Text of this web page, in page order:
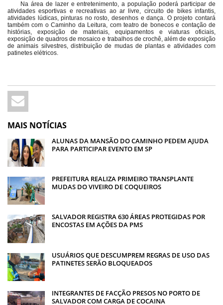
Na área de lazer e entretenimento, a população poderá participar de
atividades esportivas e recreativas ao ar livre, circuito de bikes infantis,
atividades lúdicas, pinturas no rosto, desenhos e dança. O projeto contará
também com o Caminho da Leitura, com teatro de bonecos e contação de
histórias, exposição de materiais, equipamentos e viaturas oficiais,
exposição de quadros de mosaico e trabalhos de crochê, além de exposição
de animais silvestres, distribuição de mudas de plantas e atividades com
patinetes elétricos.
MAIS NOTÍCIAS
ALUNAS DA MANSÃO DO CAMINHO PEDEM AJUDA
PARA PARTICIPAR EVENTO EM SP
PREFEITURA REALIZA PRIMEIRO TRANSPLANTE
MUDAS DO VIVEIRO DE COQUEIROS
SALVADOR REGISTRA 630 ÁREAS PROTEGIDAS POR
ENCOSTAS EM AÇÕES DA PMS
USUÁRIOS QUE DESCUMPREM REGRAS DE USO DAS
PATINETES SERÃO BLOQUEADOS
INTEGRANTES DE FACÇÃO PRESOS NO PORTO DE
SALVADOR COM CARGA DE COCAINA